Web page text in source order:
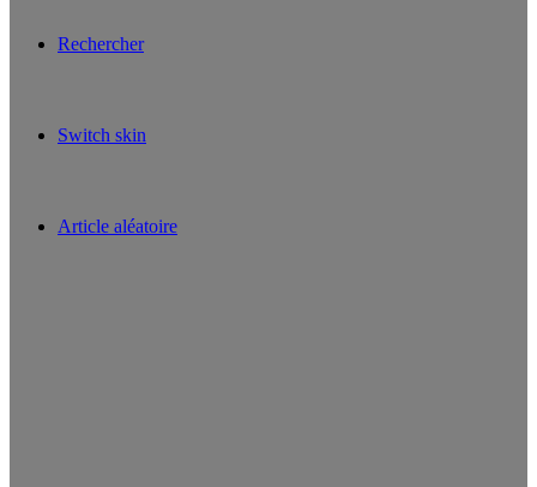
Rechercher
Switch skin
Article aléatoire